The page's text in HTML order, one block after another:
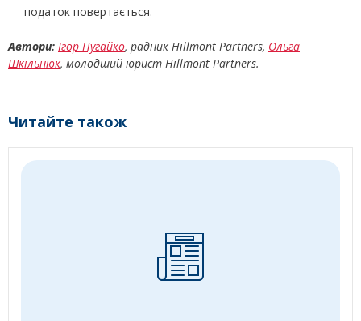
податок повертається.
Автори: Ігор Пугайко, радник Hillmont Partners, Ольга
Шкільнюк, молодший юрист Hillmont Partners.
Читайте також